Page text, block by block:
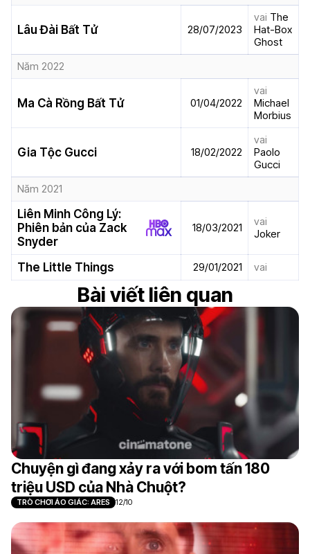
Lâu Đài Bất Tử 28/07/2023
vai The
Hat-Box
Ghost
Năm 2022
Ma Cà Rồng Bất Tử 01/04/2022
vai
Michael
Morbius
Gia Tộc Gucci 18/02/2022
vai
Paolo
Gucci
Năm 2021
Liên Minh Công Lý:
Phiên bản của Zack
Snyder
18/03/2021
vai
Joker
The Little Things 29/01/2021 vai
Bài viết liên quan
Chuyện gì đang xảy ra với bom tấn 180
triệu USD của Nhà Chuột?
TRÒ CHƠI ẢO GIÁC: ARES 12/10